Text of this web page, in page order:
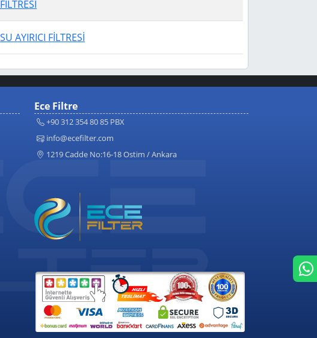
AYIRICI FİLTRESİ
Ece Filtre
+90 312 354 80 85 PBX
info@ecefilter.com
1219 Cadde No:16-18 Ostim / Ankara